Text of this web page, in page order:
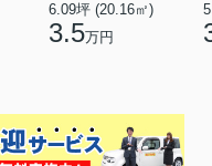
6.09坪 (20.16㎡)
3.5万円